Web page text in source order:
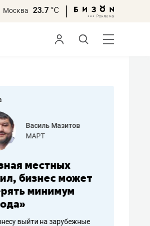
Москва 23.7 °С
Василь Мазитов
МАРТ
местных
бизнес может
минимум
выйти на зарубежные